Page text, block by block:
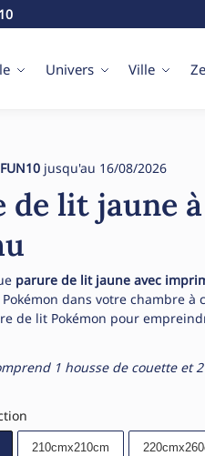
Univers Ville
FUN10jusqu'au 16/08/2026
de lit jaune
parure de lit jaune avec
Pokémon dans votre chambre à
de lit Pokémon pour
1 housse de couette et 2
210cmx210cm